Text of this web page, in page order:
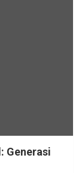
Generasi